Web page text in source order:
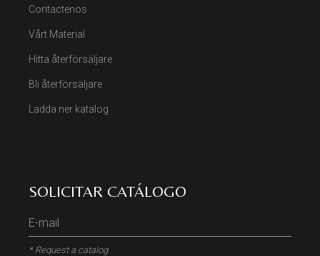
Contactenos
Vårt Material
Hitta återförsäljare
Bli återförsäljare
Ladda ner katalog
SOLICITAR CATÁLOGO
* Request a catalog